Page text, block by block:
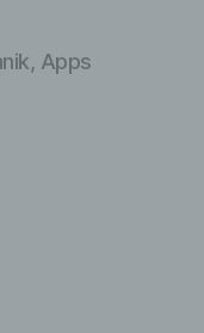
Apps